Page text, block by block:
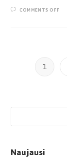
COMMENTS OFF
1
Naujausi